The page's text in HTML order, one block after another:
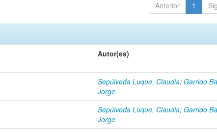
Anterior 1
Autor(es)
Sepúlveda Luque, Claudia; Garrido
Jorge
Sepúlveda Luque, Claudia; Garrido
Jorge